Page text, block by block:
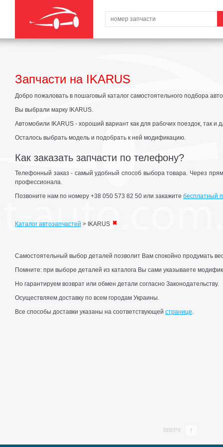
Запчасти на IKARUS
Добро пожаловать в пошаговый каталог самостоятельного подбора
Вы выбрали марку IKARUS.
Автомобили IKARUS - хороший вариант как для рабочих поездок, так и
Осталось выбрать модель и подобрать к ней модификацию.
Как заказать запчасти по телефону?
Телефонный заказ - самый удобный способ выбора товара. Через
профессионала.
Позвоните нам по номеру +38 050 573 82 50 или закажите бесплатный
Каталог автозапчастей > IKARUS
Самостоятельный выбор деталей позволит Вам спокойно продумать
Помните: при выборе деталей из каталога Вы сами указываете
Но гарантируем возврат или обмен детали согласно Законодательству.
Осуществляем доставку по всем городам Украины.
Все способы доставки указаны на соответствующей странице.
ВВЕРХ